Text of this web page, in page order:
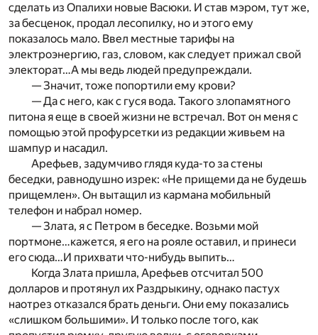
сделать из Опалихи новые Васюки. И став мэром, тут же,
за бесценок, продал лесопилку, но и этого ему
показалось мало. Ввел местные тарифы на
электроэнергию, газ, словом, как следует прижал свой
электорат…А мы ведь людей предупреждали.
— Значит, тоже попортили ему крови?
— Да с него, как с гуся вода. Такого злопамятного
питона я еще в своей жизни не встречал. Вот он меня с
помощью этой профурсетки из редакции живьем на
шампур и насадил.
Арефьев, задумчиво глядя куда-то за стены
беседки, равнодушно изрек: «Не прищеми да не будешь
прищемлен». Он вытащил из кармана мобильный
телефон и набрал номер.
— Злата, я с Петром в беседке. Возьми мой
портмоне…кажется, я его на рояле оставил, и принеси
его сюда…И прихвати что-нибудь выпить…
Когда Злата пришла, Арефьев отсчитал 500
долларов и протянул их Раздрыкину, однако пастух
наотрез отказался брать деньги. Они ему показались
«слишком большими». И только после того, как